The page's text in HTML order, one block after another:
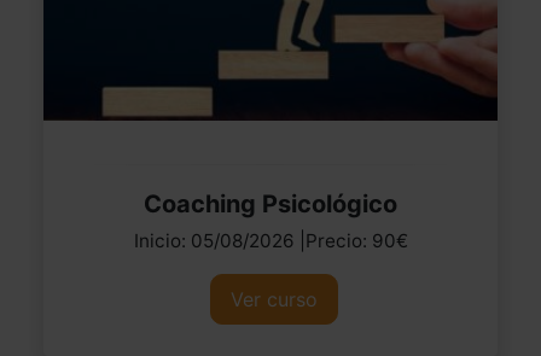
Coaching Psicológico
Inicio: 05/08/2026 |Precio: 90€
Ver curso